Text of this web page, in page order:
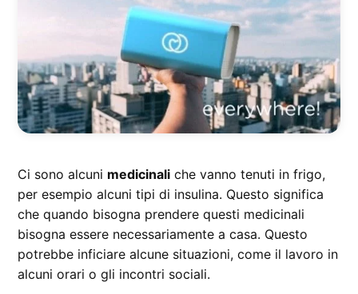
Ci sono alcuni medicinali che vanno tenuti in frigo,
per esempio alcuni tipi di insulina. Questo significa
che quando bisogna prendere questi medicinali
bisogna essere necessariamente a casa. Questo
potrebbe inficiare alcune situazioni, come il lavoro in
alcuni orari o gli incontri sociali.